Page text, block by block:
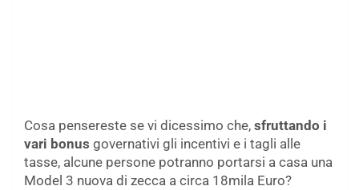
Cosa pensereste se vi dicessimo che, sfruttando i
vari bonus governativi gli incentivi e i tagli alle
tasse, alcune persone potranno portarsi a casa una
Model 3 nuova di zecca a circa 18mila Euro?